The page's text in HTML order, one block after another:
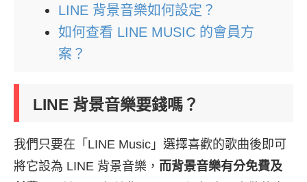
LINE 背景音樂如何設定？
如何查看 LINE MUSIC 的會員方
案？
LINE 背景音樂要錢嗎？
我們只要在「LINE Music」選擇喜歡的歌曲後即可
將它設為 LINE 背景音樂， 而背景音樂有分免費及